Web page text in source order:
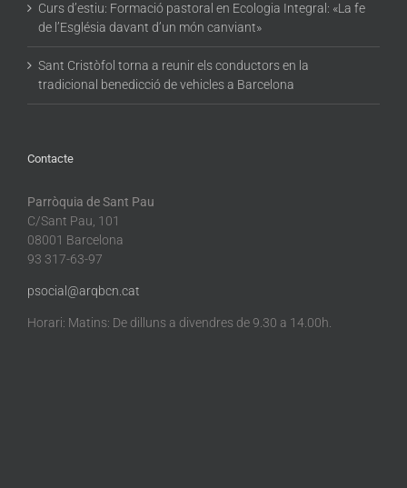
Curs d’estiu: Formació pastoral en Ecologia Integral: «La fe
de l’Església davant d’un món canviant»
Sant Cristòfol torna a reunir els conductors en la
tradicional benedicció de vehicles a Barcelona
Contacte
Parròquia de Sant Pau
C/Sant Pau, 101
08001 Barcelona
93 317-63-97
psocial@arqbcn.cat
Horari: Matins: De dilluns a divendres de 9.30 a 14.00h.